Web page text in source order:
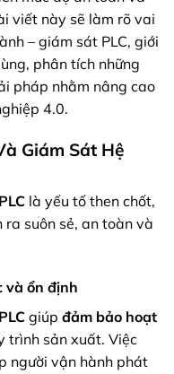
viết này sẽ làm rõ vai
– giám sát PLC, giới
phân tích những
pháp nhằm nâng cao
4.0.
Giám Sát Hệ
PLC là yếu tố then chốt,
suôn sẻ, an toàn và
và ổn định
PLC giúp đảm bảo hoạt
trình sản xuất. Việc
người vận hành phát